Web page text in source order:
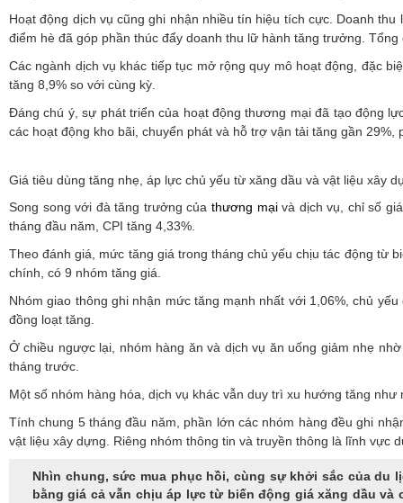
Hoạt động dịch vụ cũng ghi nhận nhiều tín hiệu tích cực. Doanh
điểm hè đã góp phần thúc đẩy doanh thu lữ hành tăng trưởng.
Các ngành dịch vụ khác tiếp tục mở rộng quy mô hoạt động, đặc
tăng 8,9% so với cùng kỳ.
Đáng chú ý, sự phát triển của hoạt động thương mại đã tạo động
các hoạt động kho bãi, chuyển phát và hỗ trợ vận tải tăng gần
Giá tiêu dùng tăng nhẹ, áp lực chủ yếu từ xăng dầu và vật liệu xây
Song song với đà tăng trưởng của thương mạivà dịch vụ, chỉ số
tháng đầu năm, CPI tăng 4,33%.
Theo đánh giá, mức tăng giá trong tháng chủ yếu chịu tác động từ
chính, có 9 nhóm tăng giá.
Nhóm giao thông ghi nhận mức tăng mạnh nhất với 1,06%, chủ
đồng loạt tăng.
Ở chiều ngược lại, nhóm hàng ăn và dịch vụ ăn uống giảm nhẹ
tháng trước.
Một số nhóm hàng hóa, dịch vụ khác vẫn duy trì xu hướng tăng
Tính chung 5 tháng đầu năm, phần lớn các nhóm hàng đều ghi
vật liệu xây dựng. Riêng nhóm thông tin và truyền thông là lĩnh vực
Nhìn chung, sức mua phục hồi, cùng sự khởi sắc của du
bằng giá cả vẫn chịu áp lực từ biến động giá xăng dầu